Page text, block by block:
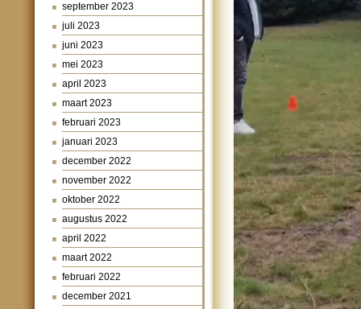
september 2023
juli 2023
juni 2023
mei 2023
april 2023
maart 2023
februari 2023
januari 2023
december 2022
november 2022
oktober 2022
augustus 2022
april 2022
maart 2022
februari 2022
december 2021